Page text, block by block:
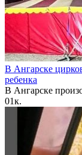
В Ангарске
ребенка
В Ангарске
01к.